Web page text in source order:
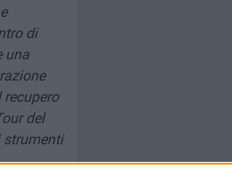
di
una
del
strumenti